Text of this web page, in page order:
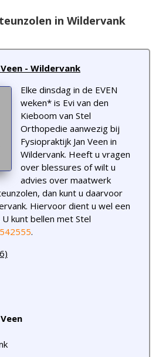
in Wildervank
- Wildervank
Elke dinsdag in de EVEN
weken* is Evi van den
Kieboom van Stel
Orthopedie aanwezig bij
Fysiopraktijk Jan Veen in
Wildervank. Heeft u vragen
over blessures of wilt u
advies over maatwerk
dan kunt u daarvoor
Hiervoor dient u wel een
kunt bellen met Stel
.